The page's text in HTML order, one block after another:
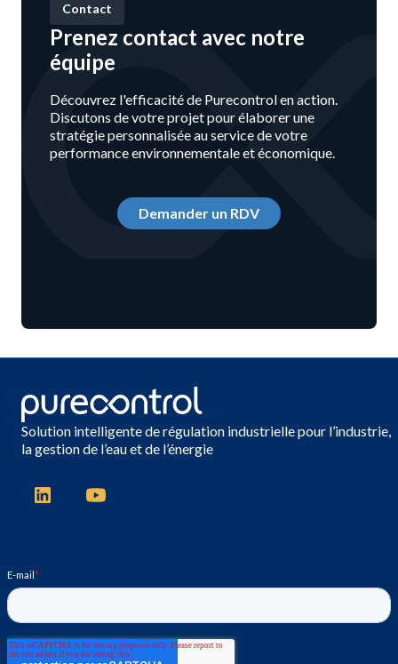
Contact
Prenez contact avec notre
équipe
Découvrez l'efficacité de Purecontrol en action.
Discutons de votre projet pour élaborer une
stratégie personnalisée au service de votre
performance environnementale et économique.
Demander un RDV
Solution intelligente de régulation industrielle pour l’industrie,
la gestion de l’eau et de l’énergie